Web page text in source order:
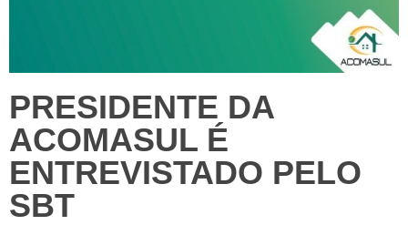
PRESIDENTE DA
ACOMASUL É
ENTREVISTADO PELO
SBT